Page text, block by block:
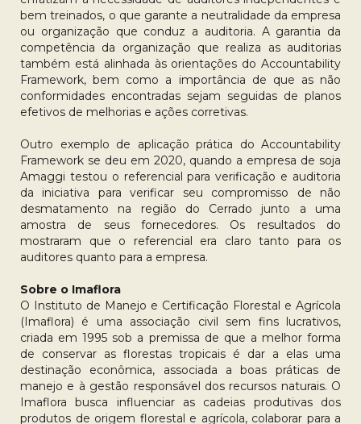
bem treinados, o que garante a neutralidade da empresa
ou organização que conduz a auditoria. A garantia da
competência da organização que realiza as auditorias
também está alinhada às orientações do Accountability
Framework, bem como a importância de que as não
conformidades encontradas sejam seguidas de planos
efetivos de melhorias e ações corretivas.
Outro exemplo de aplicação prática do Accountability
Framework se deu em 2020, quando a empresa de soja
Amaggi testou o referencial para verificação e auditoria
da iniciativa para verificar seu compromisso de não
desmatamento na região do Cerrado junto a uma
amostra de seus fornecedores. Os resultados do
mostraram que o referencial era claro tanto para os
auditores quanto para a empresa.
Sobre o Imaflora
O Instituto de Manejo e Certificação Florestal e Agrícola
(Imaflora) é uma associação civil sem fins lucrativos,
criada em 1995 sob a premissa de que a melhor forma
de conservar as florestas tropicais é dar a elas uma
destinação econômica, associada a boas práticas de
manejo e à gestão responsável dos recursos naturais. O
Imaflora busca influenciar as cadeias produtivas dos
produtos de origem florestal e agrícola, colaborar para a